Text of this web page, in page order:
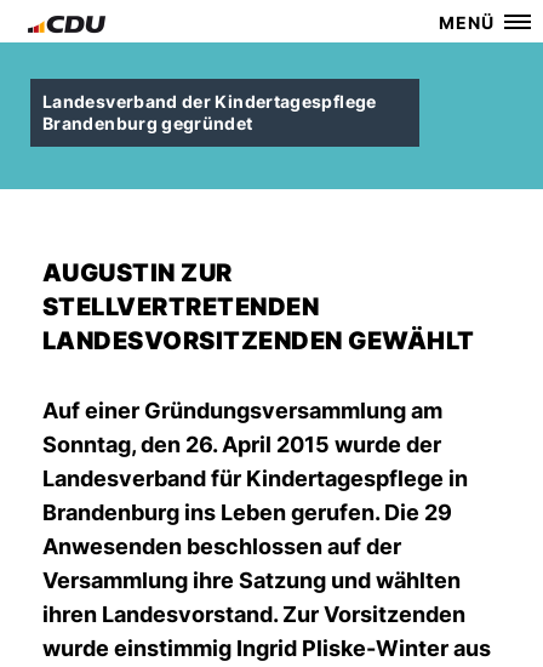
MENÜ
Landesverband der Kindertagespflege
Brandenburg gegründet
AUGUSTIN ZUR
STELLVERTRETENDEN
LANDESVORSITZENDEN GEWÄHLT
Auf einer Gründungsversammlung am
Sonntag, den 26. April 2015 wurde der
Landesverband für Kindertagespflege in
Brandenburg ins Leben gerufen. Die 29
Anwesenden beschlossen auf der
Versammlung ihre Satzung und wählten
ihren Landesvorstand. Zur Vorsitzenden
wurde einstimmig Ingrid Pliske-Winter aus